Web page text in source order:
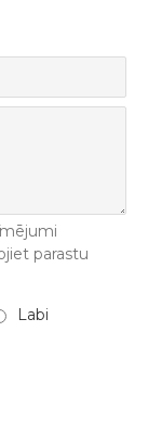
parastu
Labi